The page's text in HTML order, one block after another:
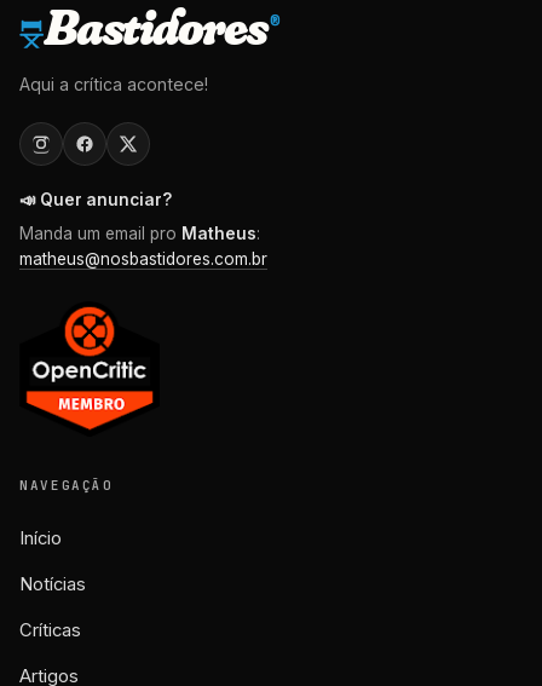
Bastidores®
Aqui a crítica acontece!
📣 Quer anunciar?
Manda um email pro Matheus:
matheus@nosbastidores.com.br
NAVEGAÇÃO
Início
Notícias
Críticas
Artigos